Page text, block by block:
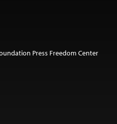
Press Freedom Center